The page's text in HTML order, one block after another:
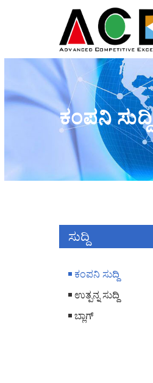
ಕಂಪನಿ ಸುದ್ದಿ
ಸುದ್ದಿ
ಕಂಪನಿ ಸುದ್ದಿ
ಉತ್ಪನ್ನ ಸುದ್ದಿ
ಬ್ಲಾಗ್